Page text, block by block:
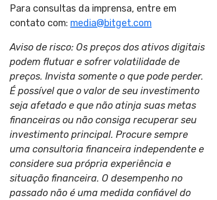
Para consultas da imprensa, entre em
contato com: media@bitget.com
Aviso de risco: Os preços dos ativos digitais
podem flutuar e sofrer volatilidade de
preços. Invista somente o que pode perder.
É possível que o valor de seu investimento
seja afetado e que não atinja suas metas
financeiras ou não consiga recuperar seu
investimento principal. Procure sempre
uma consultoria financeira independente e
considere sua própria experiência e
situação financeira. O desempenho no
passado não é uma medida confiável do